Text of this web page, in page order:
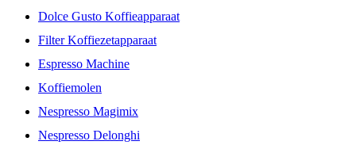
Dolce Gusto Koffieapparaat
Filter Koffiezetapparaat
Espresso Machine
Koffiemolen
Nespresso Magimix
Nespresso Delonghi